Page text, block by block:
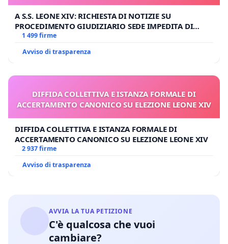
A S.S. LEONE XIV: RICHIESTA DI NOTIZIE SU
PROCEDIMENTO GIUDIZIARIO SEDE IMPEDITA DI
BENEDETTO XVI
1 499 firme
Avviso di trasparenza
DIFFIDA COLLETTIVA E ISTANZA FORMALE DI
ACCERTAMENTO CANONICO SU ELEZIONE LEONE XIV
DIFFIDA COLLETTIVA E ISTANZA FORMALE DI
ACCERTAMENTO CANONICO SU ELEZIONE LEONE XIV
2 937 firme
Avviso di trasparenza
AVVIA LA TUA PETIZIONE
C'è qualcosa che vuoi
cambiare?